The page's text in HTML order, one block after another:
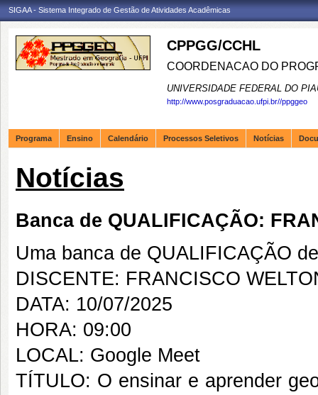
SIGAA - Sistema Integrado de Gestão de Atividades Acadêmicas
CPPGG/CCHL
COORDENACAO DO
UNIVERSIDADE FEDERAL DO
http://www.posgraduacao.ufpi.br//ppggeo
Programa Ensino Calendário Processos Seletivos Notícias
Notícias
Banca de QUALIFICAÇÃO:
Uma banca de QUALIFICAÇÃO
DISCENTE: FRANCISCO
DATA: 10/07/2025
HORA: 09:00
LOCAL: Google Meet
TÍTULO: O ensinar e aprender